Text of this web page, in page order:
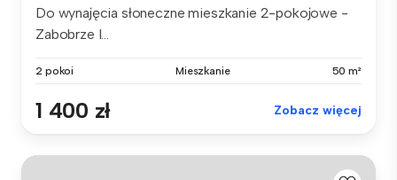
Do wynajęcia słoneczne mieszkanie 2-pokojowe -
Zabobrze I...
2 pokoi Mieszkanie 50 m²
1 400 zł Zobacz więcej